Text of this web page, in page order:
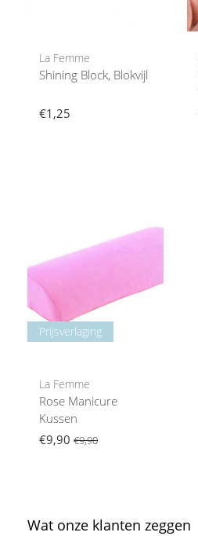
La Femme
Shining Block, Blokvijl
€1,25
Prijsverlaging
La Femme
Rose Manicure
Kussen
€9,90 €9,90
Wat onze klanten zeggen